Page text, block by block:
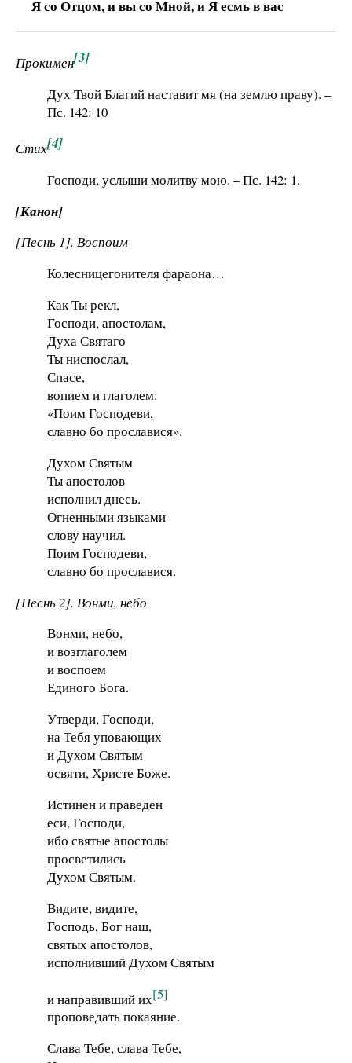
Я со Отцом, и вы со Мной, и Я есмь в вас
Прокимен[3]
Дух Твой Благий наставит мя (на землю праву). –
Пс. 142: 10
Стих[4]
Господи, услыши молитву мою. – Пс. 142: 1.
[Канон]
[Песнь 1]. Воспоим
Колесницегонителя фараона…
Как Ты рекл,
Господи, апостолам,
Духа Святаго
Ты ниспослал,
Спасе,
вопием и глаголем:
«Поим Господеви,
славно бо прославися».
Духом Святым
Ты апостолов
исполнил днесь.
Огненными языками
слову научил.
Поим Господеви,
славно бо прославися.
[Песнь 2]. Вонми, небо
Вонми, небо,
и возглаголем
и воспоем
Единого Бога.
Утверди, Господи,
на Тебя уповающих
и Духом Святым
освяти, Христе Боже.
Истинен и праведен
еси, Господи,
ибо святые апостолы
просветились
Духом Святым.
Видите, видите,
Господь, Бог наш,
святых апостолов,
исполнивший Духом Святым
и направивший их[5]
проповедать покаяние.
Слава Тебе, слава Тебе,